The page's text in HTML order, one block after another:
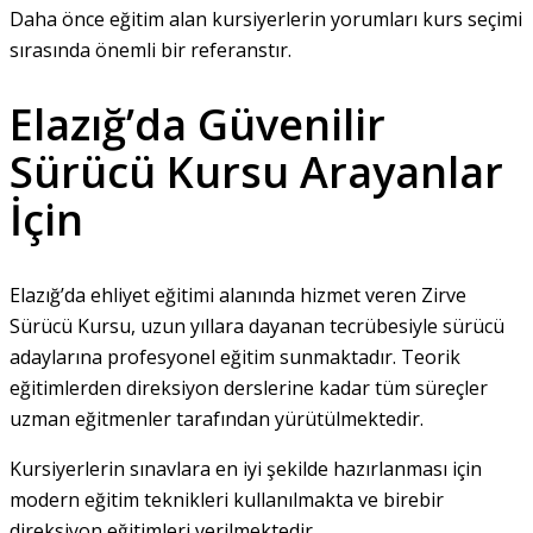
Daha önce eğitim alan kursiyerlerin yorumları kurs seçimi
sırasında önemli bir referanstır.
Elazığ’da Güvenilir
Sürücü Kursu Arayanlar
İçin
Elazığ’da ehliyet eğitimi alanında hizmet veren Zirve
Sürücü Kursu, uzun yıllara dayanan tecrübesiyle sürücü
adaylarına profesyonel eğitim sunmaktadır. Teorik
eğitimlerden direksiyon derslerine kadar tüm süreçler
uzman eğitmenler tarafından yürütülmektedir.
Kursiyerlerin sınavlara en iyi şekilde hazırlanması için
modern eğitim teknikleri kullanılmakta ve birebir